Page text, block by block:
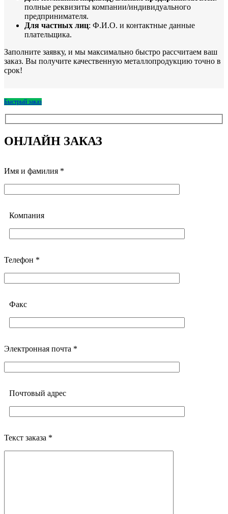
полные реквизиты компании/индивидуального
предпринимателя.
Для частных лиц: Ф.И.О. и контактные данные
плательщика.
Заполните заявку, и мы максимально быстро рассчитаем ваш
заказ. Вы получите качественную металлопродукцию точно в
срок!
Быстрый заказ
ОНЛАЙН ЗАКАЗ
Имя и фамилия *
Компания
Телефон *
Факс
Электронная почта *
Почтовый адреc
Текст заказа *